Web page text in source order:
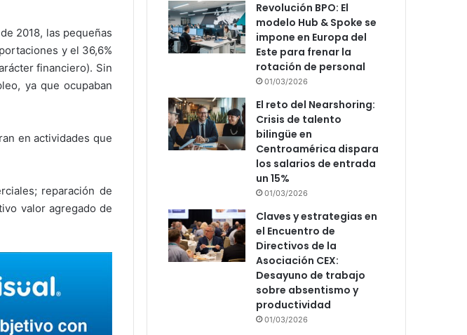
2018, las pequeñas
y el 36,6%
financiero). Sin
ya que ocupaban
en actividades que
reparación de
valor agregado de
Revolución BPO: El
modelo Hub & Spoke se
impone en Europa del
Este para frenar la
rotación de personal
01/03/2026
El reto del Nearshoring:
Crisis de talento
bilingüe en
Centroamérica dispara
los salarios de entrada
un 15%
01/03/2026
Claves y estrategias en
el Encuentro de
Directivos de la
Asociación CEX:
Desayuno de trabajo
sobre absentismo y
productividad
01/03/2026